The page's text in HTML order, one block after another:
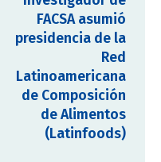
FACSA asumió
presidencia de la
Red
Latinoamericana
de Composición
de Alimentos
(Latinfoods)